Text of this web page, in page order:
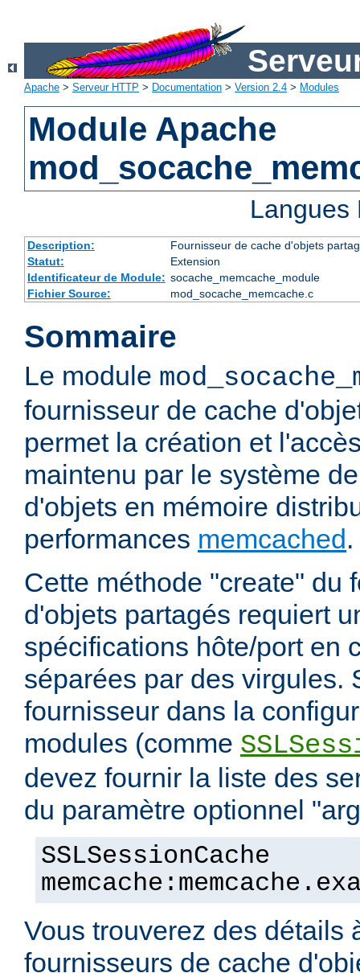
Apache > Serveur HTTP > Documentation > Version 2.4 > Modules
Module Apache
Description:
Fournisseur de cache d'objets
Statut:
Extension
Identificateur de Module: socache_memcache_module
Fichier Source:
mod_socache_memcache.c
Sommaire
Le module
fournisseur de cache
permet la création et
maintenu par le système
d'objets en mémoire
performances memcached .
Cette méthode "create" du
d'objets partagés requiert
spécifications hôte/port en
séparées par des virgules.
fournisseur dans la
modules (comme
devez fournir la liste des
du paramètre optionnel
SSLSessionCache
Vous trouverez des détails
fournisseurs de cache